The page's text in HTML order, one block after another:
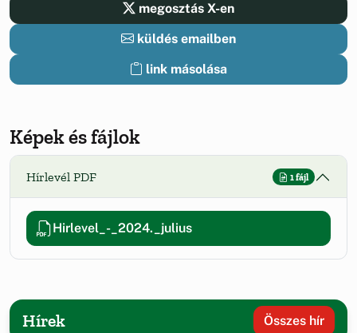
megosztás X-en
küldés emailben
link másolása
Képek és fájlok
Hírlevél PDF 1 fájl
Hirlevel_-_2024._julius
Hírek Összes hír